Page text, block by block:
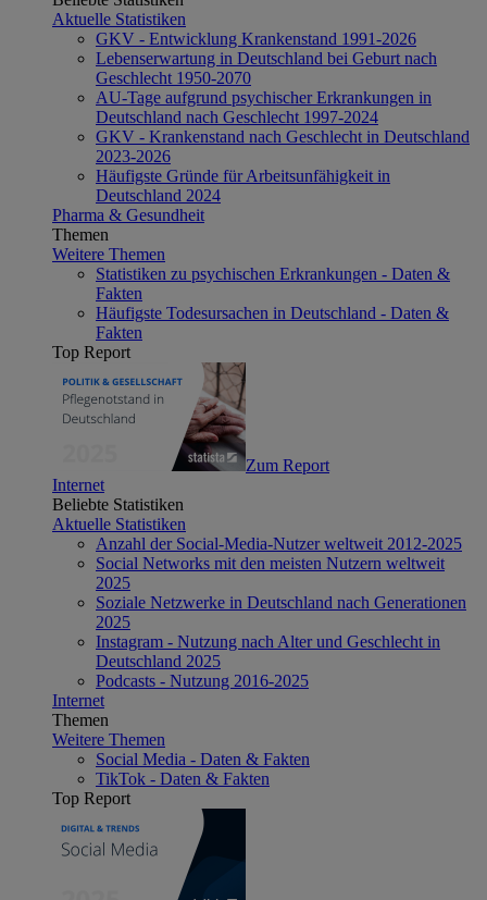
Aktuelle Statistiken
GKV - Entwicklung Krankenstand 1991-2026
Lebenserwartung in Deutschland bei Geburt nach
Geschlecht 1950-2070
AU-Tage aufgrund psychischer Erkrankungen in
Deutschland nach Geschlecht 1997-2024
GKV - Krankenstand nach Geschlecht in Deutschland
2023-2026
Häufigste Gründe für Arbeitsunfähigkeit in
Deutschland 2024
Pharma & Gesundheit
Themen
Weitere Themen
Statistiken zu psychischen Erkrankungen - Daten &
Fakten
Häufigste Todesursachen in Deutschland - Daten &
Fakten
Top Report
Zum Report
Internet
Beliebte Statistiken
Aktuelle Statistiken
Anzahl der Social-Media-Nutzer weltweit 2012-2025
Social Networks mit den meisten Nutzern weltweit
2025
Soziale Netzwerke in Deutschland nach Generationen
2025
Instagram - Nutzung nach Alter und Geschlecht in
Deutschland 2025
Podcasts - Nutzung 2016-2025
Internet
Themen
Weitere Themen
Social Media - Daten & Fakten
TikTok - Daten & Fakten
Top Report